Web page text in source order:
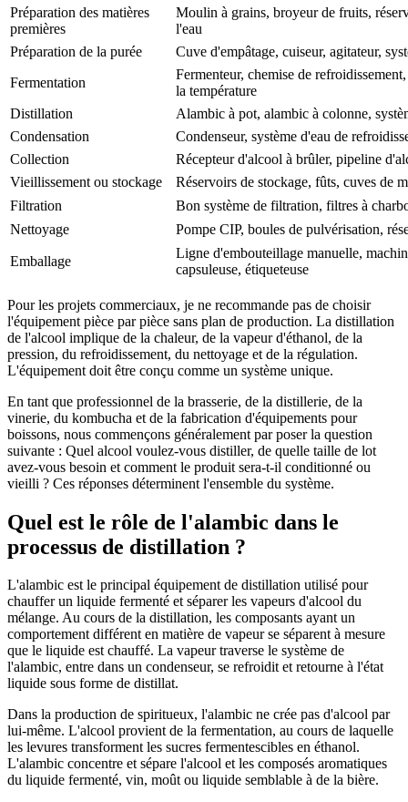
Préparation des matières
premières
Moulin à grains, broyeur de fruits,
l'eau
Préparation de la purée
Cuve d'empâtage, cuiseur, agitateur,
Fermentation
Fermenteur, chemise de
la température
Distillation
Alambic à pot, alambic à colonne,
Condensation
Condenseur, système d'eau de
Collection
Récepteur d'alcool à brûler, pipeline
Vieillissement ou stockage
Réservoirs de stockage, fûts, cuves de
Filtration
Bon système de filtration, filtres à
Nettoyage
Pompe CIP, boules de pulvérisation,
Emballage
Ligne d'embouteillage manuelle,
capsuleuse, étiqueteuse
Pour les projets commerciaux, je ne recommande pas de choisir
l'équipement pièce par pièce sans plan de production. La distillation
de l'alcool implique de la chaleur, de la vapeur d'éthanol, de la
pression, du refroidissement, du nettoyage et de la régulation.
L'équipement doit être conçu comme un système unique.
En tant que professionnel de la brasserie, de la distillerie, de la
vinerie, du kombucha et de la fabrication d'équipements pour
boissons, nous commençons généralement par poser la question
suivante : Quel alcool voulez-vous distiller, de quelle taille de lot
avez-vous besoin et comment le produit sera-t-il conditionné ou
vieilli ? Ces réponses déterminent l'ensemble du système.
Quel est le rôle de l'alambic dans le
processus de distillation ?
L'alambic est le principal équipement de distillation utilisé pour
chauffer un liquide fermenté et séparer les vapeurs d'alcool du
mélange. Au cours de la distillation, les composants ayant un
comportement différent en matière de vapeur se séparent à mesure
que le liquide est chauffé. La vapeur traverse le système de
l'alambic, entre dans un condenseur, se refroidit et retourne à l'état
liquide sous forme de distillat.
Dans la production de spiritueux, l'alambic ne crée pas d'alcool par
lui-même. L'alcool provient de la fermentation, au cours de laquelle
les levures transforment les sucres fermentescibles en éthanol.
L'alambic concentre et sépare l'alcool et les composés aromatiques
du liquide fermenté, vin, moût ou liquide semblable à de la bière.